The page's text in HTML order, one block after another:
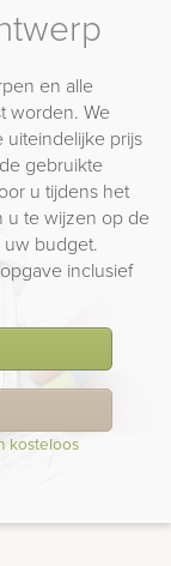
en alle
worden. We
prijs
gebruikte
u tijdens het
u te wijzen op de
budget.
inclusief
kosteloos